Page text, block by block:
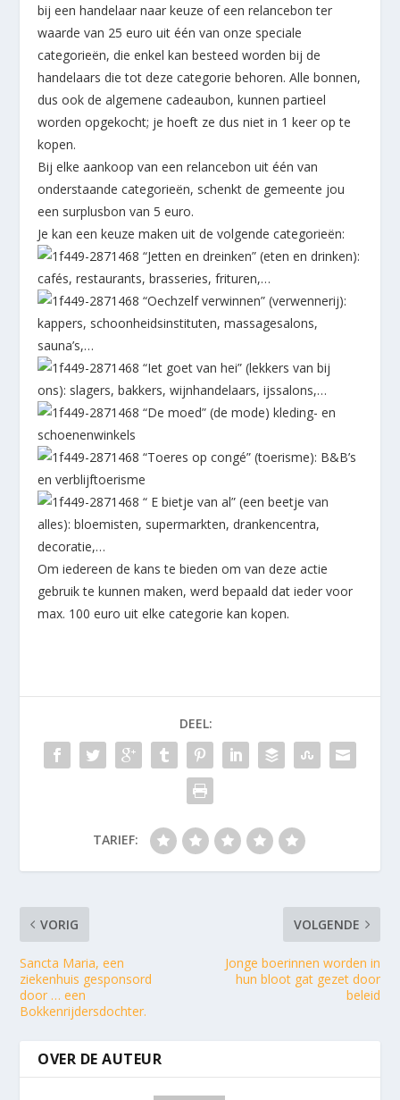
bij een handelaar naar keuze of een relancebon ter
waarde van 25 euro uit één van onze speciale
categorieën, die enkel kan besteed worden bij de
handelaars die tot deze categorie behoren. Alle bonnen,
dus ook de algemene cadeaubon, kunnen partieel
worden opgekocht; je hoeft ze dus niet in 1 keer op te
kopen.
Bij elke aankoop van een relancebon uit één van
onderstaande categorieën, schenkt de gemeente jou
een surplusbon van 5 euro.
Je kan een keuze maken uit de volgende categorieën:
“Jetten en dreinken” (eten en drinken):
cafés, restaurants, brasseries, frituren,…
“Oechzelf verwinnen” (verwennerij):
kappers, schoonheidsinstituten, massagesalons,
sauna’s,…
“Iet goet van hei” (lekkers van bij
ons): slagers, bakkers, wijnhandelaars, ijssalons,…
“De moed” (de mode) kleding- en
schoenenwinkels
“Toeres op congé” (toerisme): B&B’s
en verblijftoerisme
“ E bietje van al” (een beetje van
alles): bloemisten, supermarkten, drankencentra,
decoratie,…
Om iedereen de kans te bieden om van deze actie
gebruik te kunnen maken, werd bepaald dat ieder voor
max. 100 euro uit elke categorie kan kopen.
DEEL:
TARIEF:
VORIG
Sancta Maria, een
ziekenhuis gesponsord
door … een
Bokkenrijdersdochter.
VOLGENDE
Jonge boerinnen worden in
hun bloot gat gezet door
beleid
OVER DE AUTEUR